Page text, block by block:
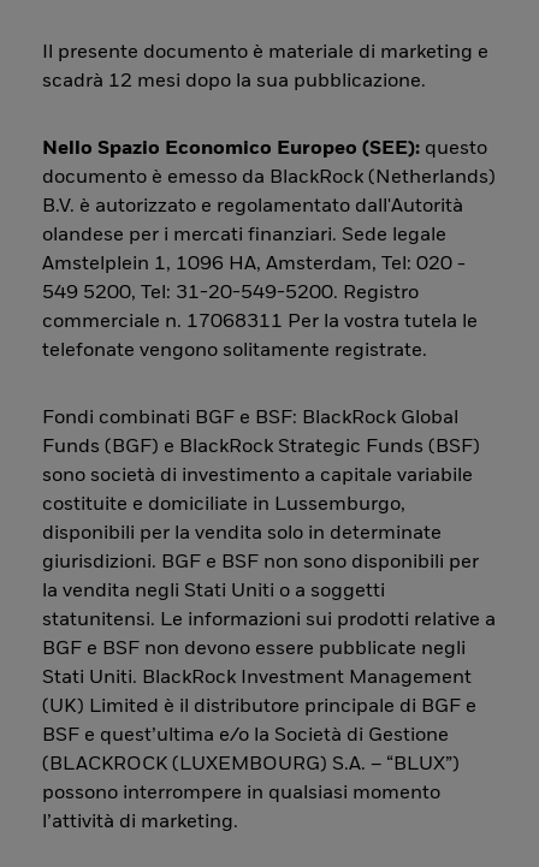
Il presente documento è materiale di marketing e
scadrà 12 mesi dopo la sua pubblicazione.
Nello Spazio Economico Europeo (SEE): questo
documento è emesso da BlackRock (Netherlands)
B.V. è autorizzato e regolamentato dall'Autorità
olandese per i mercati finanziari. Sede legale
Amstelplein 1, 1096 HA, Amsterdam, Tel: 020 -
549 5200, Tel: 31-20-549-5200. Registro
commerciale n. 17068311 Per la vostra tutela le
telefonate vengono solitamente registrate.
Fondi combinati BGF e BSF: BlackRock Global
Funds (BGF) e BlackRock Strategic Funds (BSF)
sono società di investimento a capitale variabile
costituite e domiciliate in Lussemburgo,
disponibili per la vendita solo in determinate
giurisdizioni. BGF e BSF non sono disponibili per
la vendita negli Stati Uniti o a soggetti
statunitensi. Le informazioni sui prodotti relative a
BGF e BSF non devono essere pubblicate negli
Stati Uniti. BlackRock Investment Management
(UK) Limited è il distributore principale di BGF e
BSF e quest’ultima e/o la Società di Gestione
(BLACKROCK (LUXEMBOURG) S.A. – “BLUX”)
possono interrompere in qualsiasi momento
l’attività di marketing.